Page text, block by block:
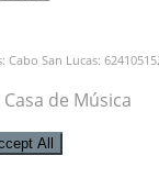
San Lucas:
de Música
All